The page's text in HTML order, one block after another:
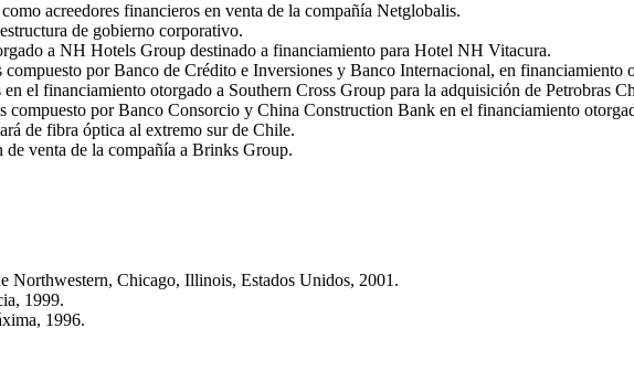
acreedores financieros en venta de la compañía Netglobalis.
de gobierno corporativo.
a NH Hotels Group destinado a financiamiento para Hotel NH Vitacura.
por Banco de Crédito e Inversiones y Banco Internacional, en financiamiento
el financiamiento otorgado a Southern Cross Group para la adquisición de Petrobras
compuesto por Banco Consorcio y China Construction Bank en el financiamiento
de fibra óptica al extremo sur de Chile.
venta de la compañía a Brinks Group.
Northwestern, Chicago, Illinois, Estados Unidos, 2001.
1999.
1996.